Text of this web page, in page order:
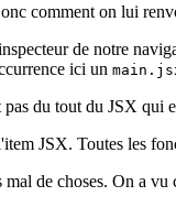
comment on lui
de notre
ici un
du tout du JSX qui
JSX. Toutes les
de choses. On a